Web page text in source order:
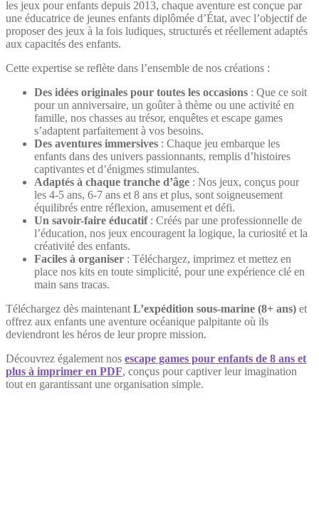
les jeux pour enfants depuis 2013, chaque aventure est conçue par
une éducatrice de jeunes enfants diplômée d’État, avec l’objectif de
proposer des jeux à la fois ludiques, structurés et réellement adaptés
aux capacités des enfants.
Cette expertise se reflète dans l’ensemble de nos créations :
Des idées originales pour toutes les occasions : Que ce soit
pour un anniversaire, un goûter à thème ou une activité en
famille, nos chasses au trésor, enquêtes et escape games
s’adaptent parfaitement à vos besoins.
Des aventures immersives : Chaque jeu embarque les
enfants dans des univers passionnants, remplis d’histoires
captivantes et d’énigmes stimulantes.
Adaptés à chaque tranche d’âge : Nos jeux, conçus pour
les 4-5 ans, 6-7 ans et 8 ans et plus, sont soigneusement
équilibrés entre réflexion, amusement et défi.
Un savoir-faire éducatif: Créés par une professionnelle de
l’éducation, nos jeux encouragent la logique, la curiosité et la
créativité des enfants.
Faciles à organiser : Téléchargez, imprimez et mettez en
place nos kits en toute simplicité, pour une expérience clé en
main sans tracas.
Téléchargez dès maintenant L’expédition sous-marine (8+ ans) et
offrez aux enfants une aventure océanique palpitante où ils
deviendront les héros de leur propre mission.
Découvrez également nos escape games pour enfants de 8 ans et
plus à imprimer en PDF, conçus pour captiver leur imagination
tout en garantissant une organisation simple.